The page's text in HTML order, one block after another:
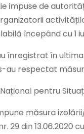
impuse de
începând cu 1
înregistrat în
au respectat
pentru
măsura
29 din